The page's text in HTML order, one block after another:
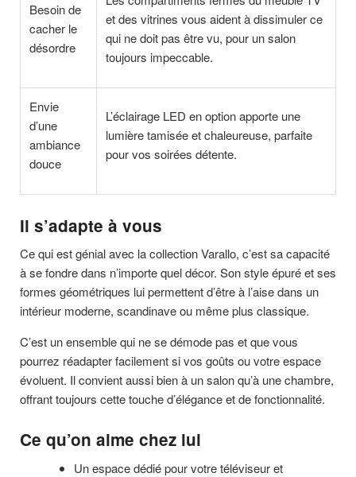
Besoin de
cacher le
désordre
et des vitrines vous aident à dissimuler ce
qui ne doit pas être vu, pour un salon
toujours impeccable.
Envie
d’une
ambiance
douce
L’éclairage LED en option apporte une
lumière tamisée et chaleureuse, parfaite
pour vos soirées détente.
Il s’adapte à vous
Ce qui est génial avec la collection Varallo, c’est sa capacité
à se fondre dans n’importe quel décor. Son style épuré et ses
formes géométriques lui permettent d’être à l’aise dans un
intérieur moderne, scandinave ou même plus classique.
C’est un ensemble qui ne se démode pas et que vous
pourrez réadapter facilement si vos goûts ou votre espace
évoluent. Il convient aussi bien à un salon qu’à une chambre,
offrant toujours cette touche d’élégance et de fonctionnalité.
Ce qu’on aime chez lui
Un espace dédié pour votre téléviseur et